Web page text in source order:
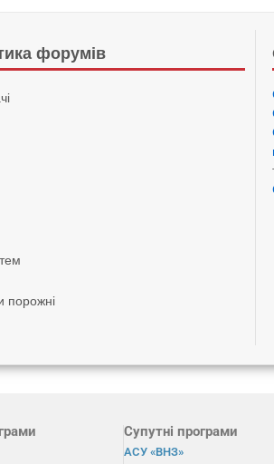
форумів
порожні
Супутні програми
АСУ «ВНЗ»